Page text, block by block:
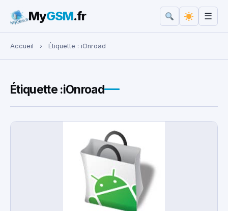
Rechercher :
MyGSM.fr ☰
Accueil › Étiquette : iOnroad
Étiquette :iOnroad